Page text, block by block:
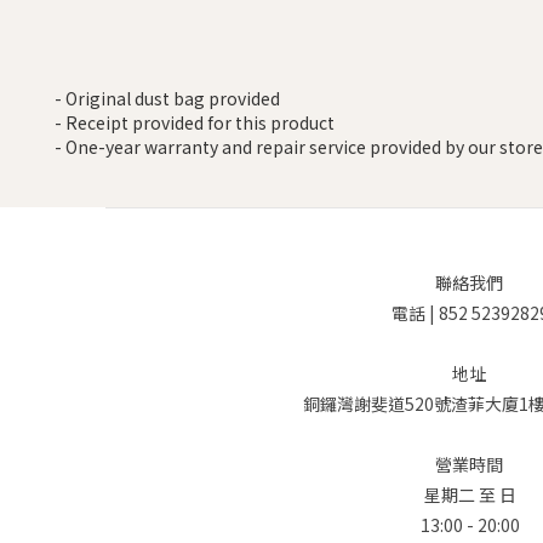
- Original dust bag provided
- Receipt provided for this product
- One-year warranty and repair service provided by our store
聯絡我們
電話 | 852
地址
銅鑼灣謝斐道520號渣菲大廈1
營業時間
星期二 至 日
13:00 - 20:00